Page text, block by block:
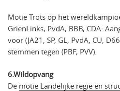
Motie Trots op het
GrienLinks, PvdA, BBB, CDA:
voor (JA21, SP, GL, PvdA, CU,
stemmen tegen (PBF, PVV).
6.Wildopvang
De motie Landelijke regie en